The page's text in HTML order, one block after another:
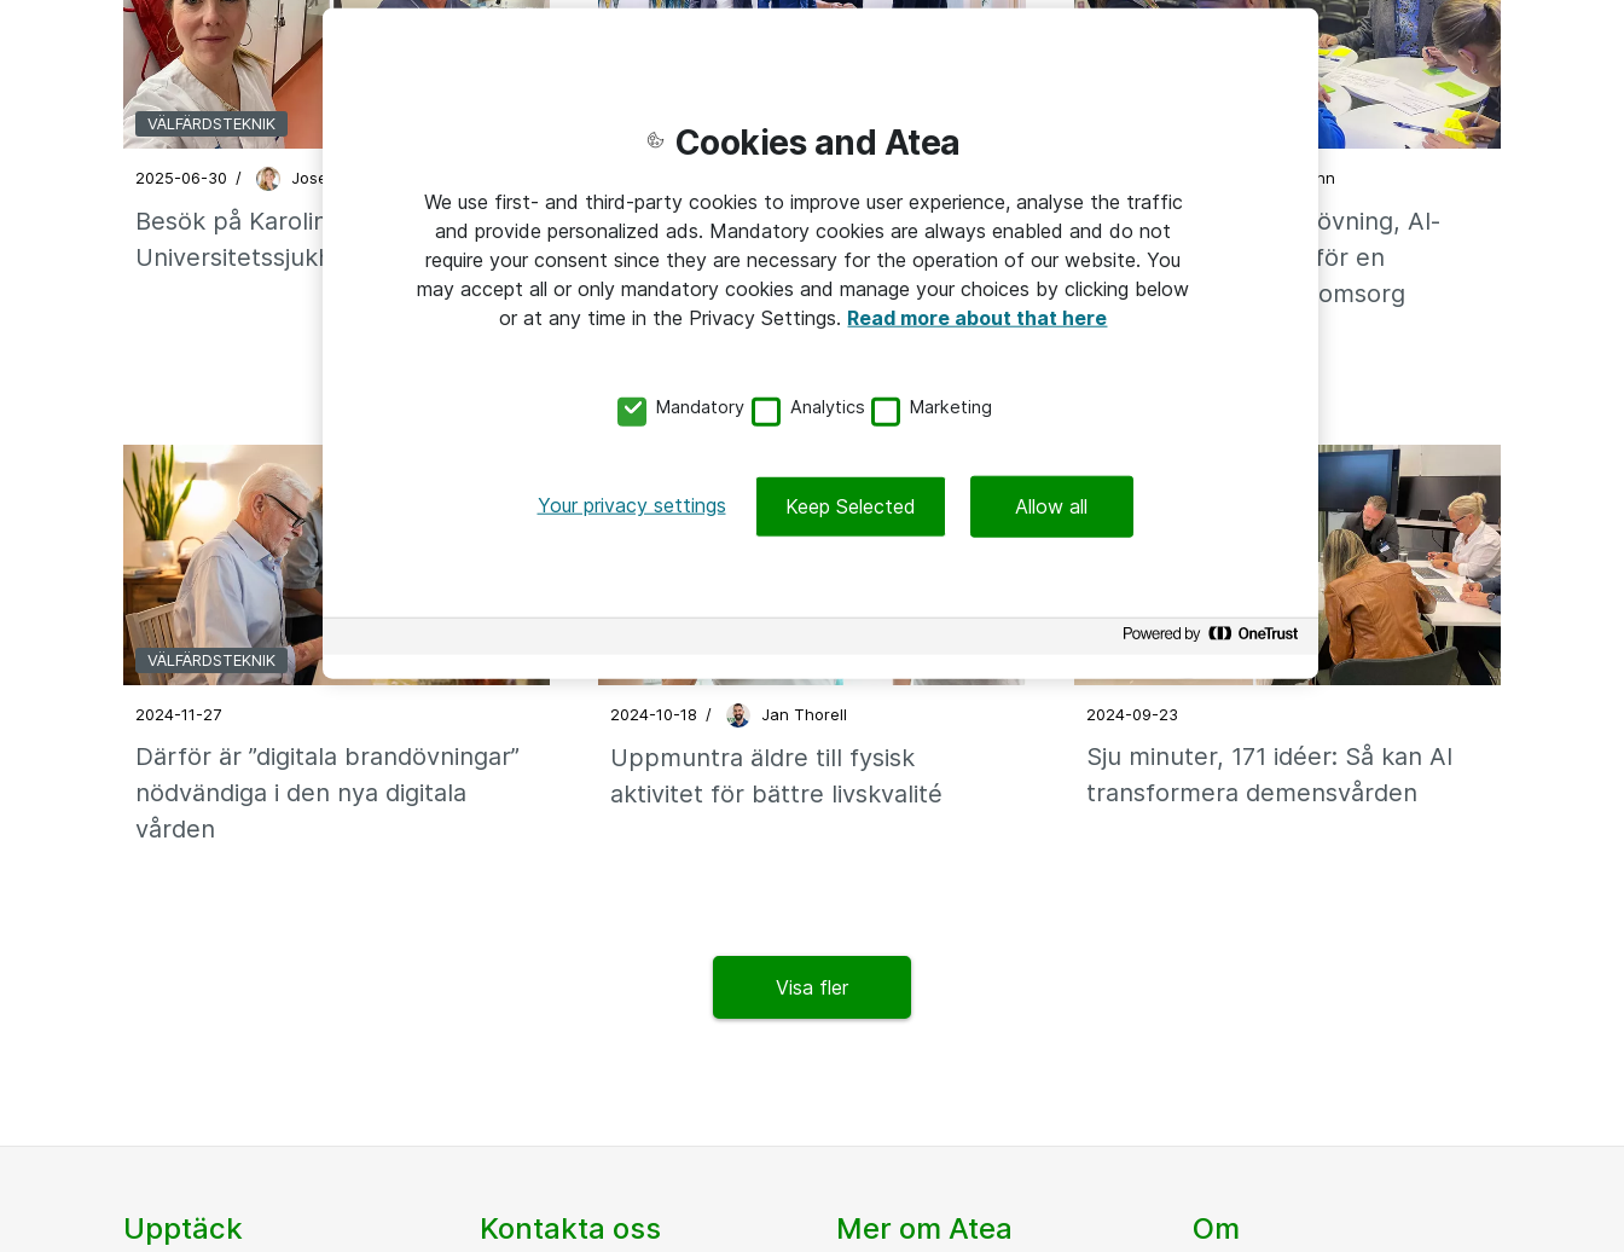
VÄLFÄRDSTEKNIK
2025-06-30 / Josefine Dimberg
Besök på Karolinska
Universitetssjukhuset i Huddinge
Dialog om AI och välfärdsteknik
med Anna Tenje och Erik Slottner
Terese Rehn
MVTe: Cyberattack-övning, AI-
hackaton och idéer för en
välfungerande äldreomsorg
VÄLFÄRDSTEKNIK
2024-11-27
Därför är ”digitala brandövningar”
nödvändiga i den nya digitala
vården
2024-10-18 / Jan Thorell
Uppmuntra äldre till fysisk
aktivitet för bättre livskvalité
2024-09-23
Sju minuter, 171 idéer: Så kan AI
transformera demensvården
Visa fler
Upptäck Kontakta oss Mer om Atea Om
Cookies and Atea
We use first- and third-party cookies to improve user experience, analyse the traffic
and provide personalized ads. Mandatory cookies are always enabled and do not
require your consent since they are necessary for the operation of our website. You
may accept all or only mandatory cookies and manage your choices by clicking below
or at any time in the Privacy Settings. Read more about that here
Mandatory Analytics Marketing
Your privacy settings Keep Selected Allow all